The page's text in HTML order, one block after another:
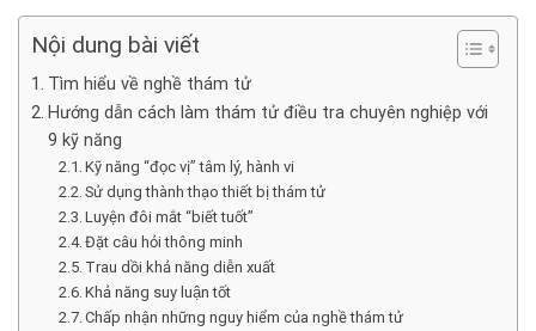
Nội dung bài viết
Tìm hiểu về nghề thám tử
Hướng dẫn cách làm thám tử điều tra chuyên nghiệp với
9 kỹ năng
Kỹ năng “đọc vị” tâm lý, hành vi
Sử dụng thành thạo thiết bị thám tử
Luyện đôi mắt “biết tuốt”
Đặt câu hỏi thông minh
Trau dồi khả năng diễn xuất
Khả năng suy luận tốt
Chấp nhận những nguy hiểm của nghề thám tử